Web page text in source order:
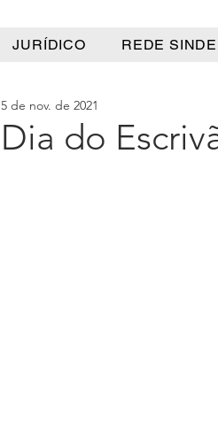
JURÍDICO REDE
Dia do
5 de nov. de 2021